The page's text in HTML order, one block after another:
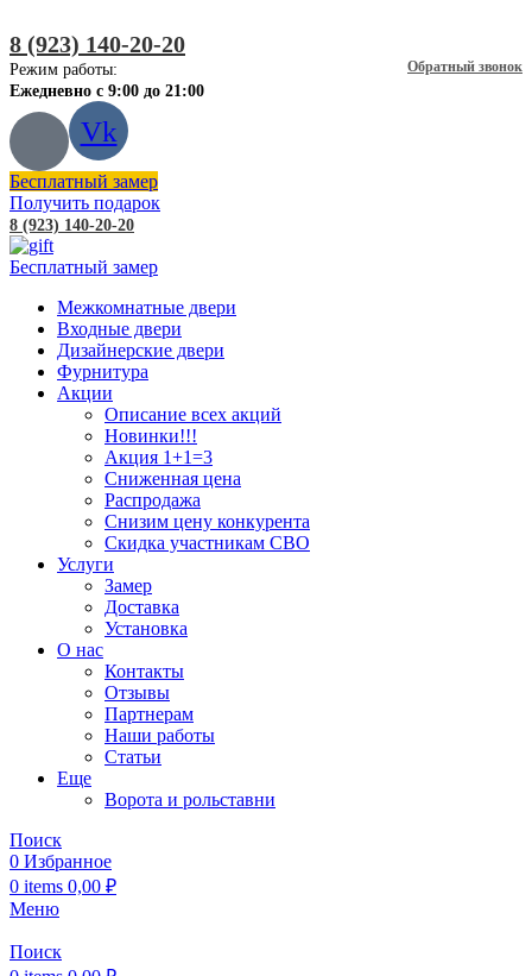
8 (923) 140-20-20
Обратный звонок
Режим работы:
Ежедневно с 9:00 до 21:00
Vk
Бесплатный замер
Получить подарок
8 (923) 140-20-20
Бесплатный замер
Межкомнатные двери
Входные двери
Дизайнерские двери
Фурнитура
Акции
Описание всех акций
Новинки!!!
Акция 1+1=3
Сниженная цена
Распродажа
Снизим цену конкурента
Скидка участникам СВО
Услуги
Замер
Доставка
Установка
О нас
Контакты
Отзывы
Партнерам
Наши работы
Статьи
Еще
Ворота и рольставни
Поиск
0 Избранное
0 items 0,00 ₽
Меню
Поиск